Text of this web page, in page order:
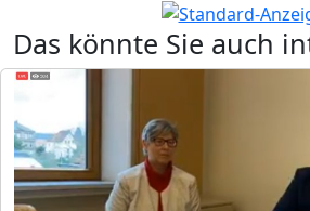
Das könnte Sie auch